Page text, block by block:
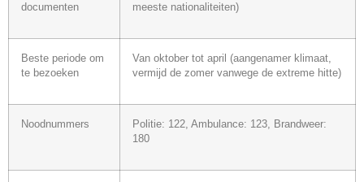
documenten
meeste nationaliteiten)
Beste periode om
te bezoeken
Van oktober tot april (aangenamer klimaat,
vermijd de zomer vanwege de extreme hitte)
Noodnummers
Politie: 122, Ambulance: 123, Brandweer:
180